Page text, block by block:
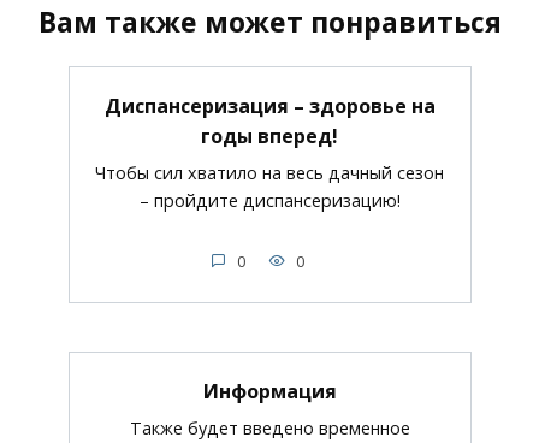
Вам также может понравиться
Диспансеризация – здоровье на
годы вперед!
Чтобы сил хватило на весь дачный сезон
– пройдите диспансеризацию!
0 0
Информация
Также будет введено временное